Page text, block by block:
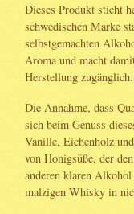
Dieses Produkt sticht
schwedischen Marke
selbstgemachten
Aroma und macht
Herstellung zugänglich.
Die Annahme, dass
sich beim Genuss
Vanille, Eichenholz
von Honigsüße, der
anderen klaren
malzigen Whisky in